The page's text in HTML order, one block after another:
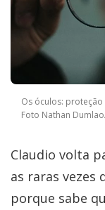
Os óculos:
Foto Nathan
Claudio volta
as raras vezes
porque sabe